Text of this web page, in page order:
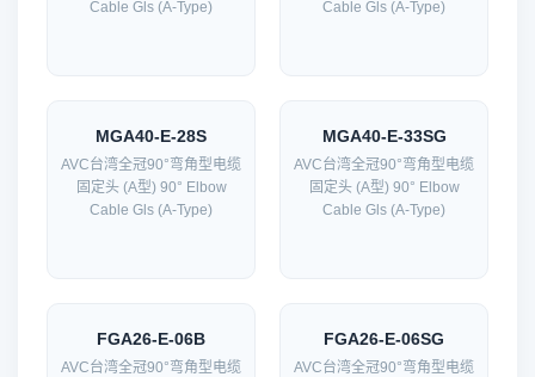
Cable Gls (A-Type) Cable Gls (A-Type)
MGA40-E-28S
AVC台湾全冠90°弯角型电缆
固定头 (A型) 90° Elbow
Cable Gls (A-Type)
MGA40-E-33SG
AVC台湾全冠90°弯角型电缆
固定头 (A型) 90° Elbow
Cable Gls (A-Type)
FGA26-E-06B
AVC台湾全冠90°弯角型电缆
FGA26-E-06SG
AVC台湾全冠90°弯角型电缆